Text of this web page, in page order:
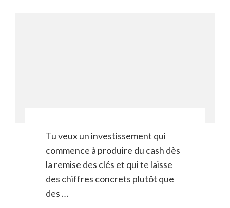
Tu veux un investissement qui
commence à produire du cash dès
la remise des clés et qui te laisse
des chiffres concrets plutôt que
des …